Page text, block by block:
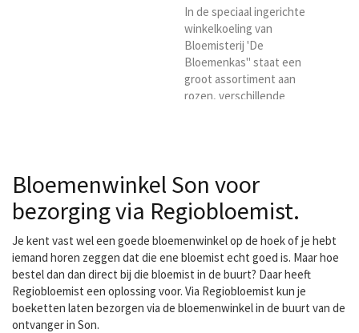
bloemen onmisbaar. Wij
zorgen ervoor dat de
boeketten in topvorm
worden bezorgd. Met
meer dan 20 jaar ervaring...
In de speciaal ingerichte
winkelkoeling van
Bloemisterij 'De
Bloemenkas" staat een
groot assortiment aan
rozen, verschillende
de beste kwaliteit! Omdat
ze zelf rechtstreeks
inkopen op de veiling
scherpe prijzen en verse
bloemen. Ook planten
worden iedere week weer
aangevuld vanuit de
veiling met een...
Bloemenwinkel Son voor
bezorging via Regiobloemist.
Je kent vast wel een goede bloemenwinkel op de hoek of je hebt
iemand horen zeggen dat die ene bloemist echt goed is. Maar hoe
bestel dan dan direct bij die bloemist in de buurt? Daar heeft
Regiobloemist een oplossing voor. Via Regiobloemist kun je
boeketten laten bezorgen via de bloemenwinkel in de buurt van de
ontvanger in Son.